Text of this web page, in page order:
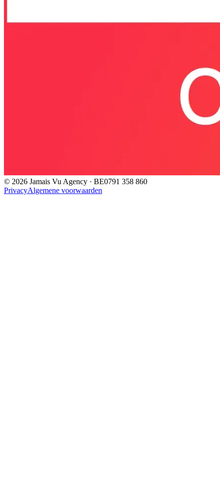
© 2026 Jamais Vu Agency · BE0791 358 860
PrivacyAlgemene voorwaarden